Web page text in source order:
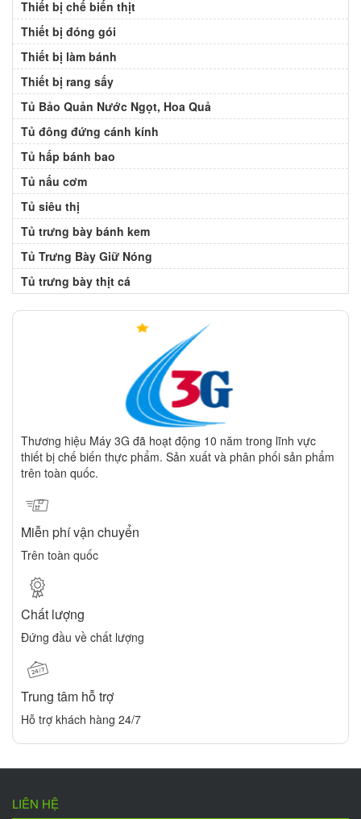
Thiết bị chế biến thịt
Thiết bị đóng gói
Thiết bị làm bánh
Thiết bị rang sấy
Tủ Bảo Quản Nước Ngọt, Hoa Quả
Tủ đông đứng cánh kính
Tủ hấp bánh bao
Tủ nấu cơm
Tủ siêu thị
Tủ trưng bày bánh kem
Tủ Trưng Bày Giữ Nóng
Tủ trưng bày thịt cá
Thương hiệu Máy 3G đã hoạt động 10 năm trong lĩnh vực
thiết bị chế biến thực phẩm. Sản xuất và phân phối sản phẩm
trên toàn quốc.
Miễn phí vận chuyển
Trên toàn quốc
Chất lượng
Đứng đầu về chất lượng
Trung tâm hỗ trợ
Hỗ trợ khách hàng 24/7
LIÊN HỆ